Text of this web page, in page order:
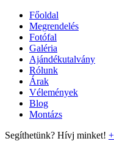
Főoldal
Megrendelés
Fotófal
Galéria
Ajándékutalvány
Rólunk
Árak
Vélemények
Blog
Montázs
Segíthetünk? Hívj minket!